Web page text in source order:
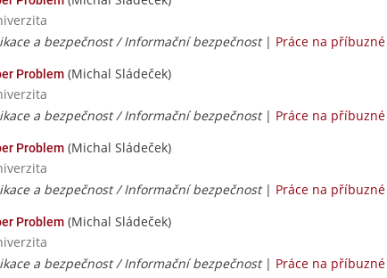
a bezpečnost / Informační bezpečnost| Práce na
Problem (Michal Sládeček)
a bezpečnost / Informační bezpečnost| Práce na
Problem (Michal Sládeček)
a bezpečnost / Informační bezpečnost| Práce na
Problem (Michal Sládeček)
a bezpečnost / Informační bezpečnost| Práce na